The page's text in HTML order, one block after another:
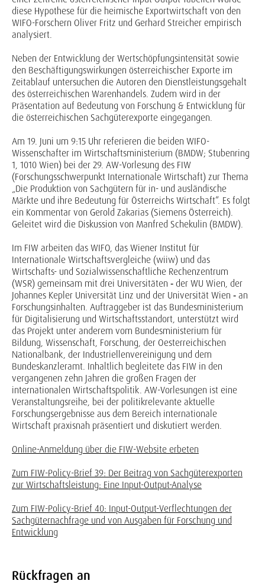
diese Hypothese für die heimische Exportwirtschaft von den
WIFO-Forschern Oliver Fritz und Gerhard Streicher empirisch
analysiert.
Neben der Entwicklung der Wertschöpfungsintensität sowie
den Beschäftigungswirkungen österreichischer Exporte im
Zeitablauf untersuchen die Autoren den Dienstleistungsgehalt
des österreichischen Warenhandels. Zudem wird in der
Präsentation auf Bedeutung von Forschung & Entwicklung für
die österreichischen Sachgüterexporte eingegangen.
Am 19. Juni um 9:15 Uhr referieren die beiden WIFO-
Wissenschafter im Wirtschaftsministerium (BMDW; Stubenring
1, 1010 Wien) bei der 29. AW-Vorlesung des FIW
(Forschungsschwerpunkt Internationale Wirtschaft) zur Thema
„Die Produktion von Sachgütern für in- und ausländische
Märkte und ihre Bedeutung für Österreichs Wirtschaft“. Es folgt
ein Kommentar von Gerold Zakarias (Siemens Österreich).
Geleitet wird die Diskussion von Manfred Schekulin (BMDW).
Im FIW arbeiten das WIFO, das Wiener Institut für
Internationale Wirtschaftsvergleiche (wiiw) und das
Wirtschafts- und Sozialwissenschaftliche Rechenzentrum
(WSR) gemeinsam mit drei Universitäten ‑ der WU Wien, der
Johannes Kepler Universität Linz und der Universität Wien ‑ an
Forschungsinhalten. Auftraggeber ist das Bundesministerium
für Digitalisierung und Wirtschaftsstandort, unterstützt wird
das Projekt unter anderem vom Bundesministerium für
Bildung, Wissenschaft, Forschung, der Oesterreichischen
Nationalbank, der Industriellenvereinigung und dem
Bundeskanzleramt. Inhaltlich begleitete das FIW in den
vergangenen zehn Jahren die großen Fragen der
internationalen Wirtschaftspolitik. AW-Vorlesungen ist eine
Veranstaltungsreihe, bei der politikrelevante aktuelle
Forschungsergebnisse aus dem Bereich internationale
Wirtschaft praxisnah präsentiert und diskutiert werden.
Online-Anmeldung über die FIW-Website erbeten
Zum FIW-Policy-Brief 39: Der Beitrag von Sachgüterexporten
zur Wirtschaftsleistung: Eine Input-Output-Analyse
Zum FIW-Policy-Brief 40: Input-Output-Verflechtungen der
Sachgüternachfrage und von Ausgaben für Forschung und
Entwicklung
Rückfragen an